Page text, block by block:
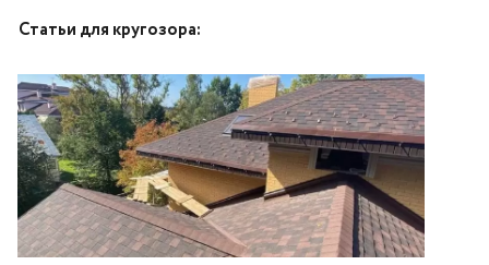
Статьи для кругозора: